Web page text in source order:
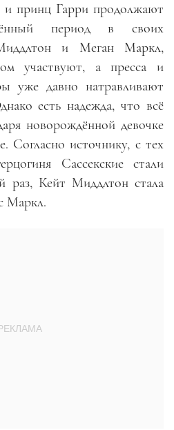
и принц Гарри продолжают
период в своих
и Меган Маркл,
участвуют, а пресса и
уже давно натравливают
есть надежда, что всё
новорождённой девочке
Согласно источнику, с тех
Сассекские стали
раз, Кейт Миддлтон стала
Маркл.